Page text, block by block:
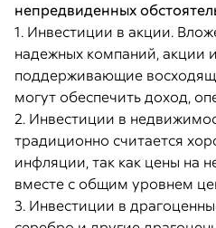
непредвиденных
1. Инвестиции в акции.
надежных компаний, акции
поддерживающие
могут обеспечить доход,
2. Инвестиции в
традиционно считается
инфляции, так как цены на
вместе с общим уровнем
3. Инвестиции в